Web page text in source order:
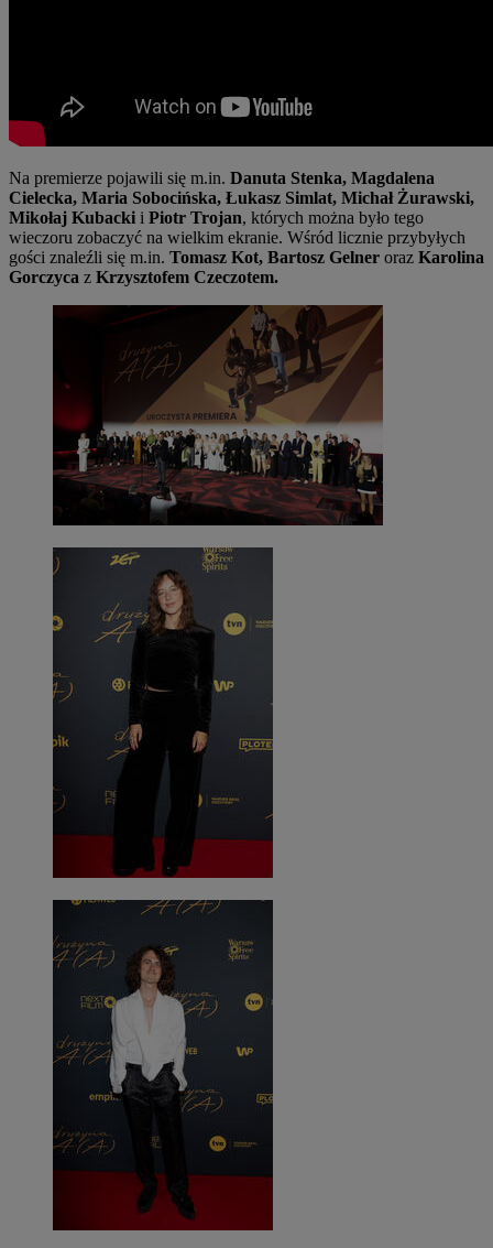
Na premierze pojawili się m.in. Danuta Stenka, Magdalena
Cielecka, Maria Sobocińska, Łukasz Simlat, Michał Żurawski,
Mikołaj Kubacki i Piotr Trojan, których można było tego
wieczoru zobaczyć na wielkim ekranie. Wśród licznie przybyłych
gości znaleźli się m.in. Tomasz Kot, Bartosz Gelner oraz Karolina
Gorczyca z Krzysztofem Czeczotem.